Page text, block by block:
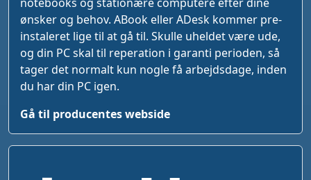
ønsker og behov. ABook eller ADesk kommer pre-
instaleret lige til at gå til. Skulle uheldet være ude,
og din PC skal til reperation i garanti perioden, så
tager det normalt kun nogle få arbejdsdage, inden
du har din PC igen.
Gå til producentes webside